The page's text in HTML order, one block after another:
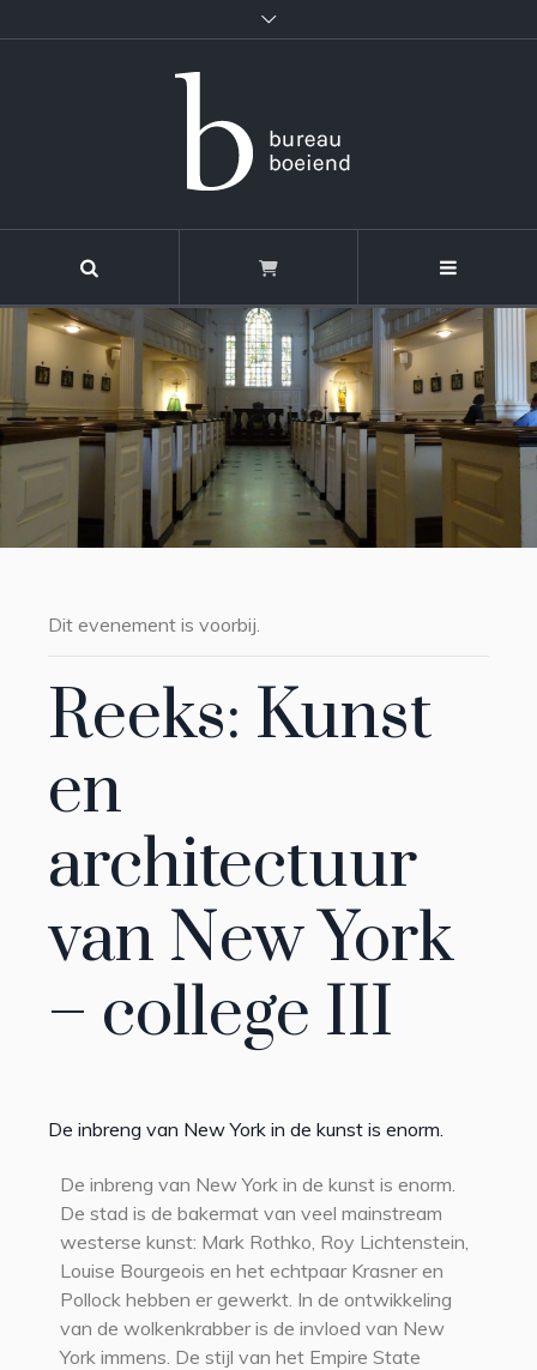
Dit evenement is voorbij.
Reeks: Kunst
en
architectuur
van New York
– college III
De inbreng van New York in de kunst is enorm.
De inbreng van New York in de kunst is enorm.
De stad is de bakermat van veel mainstream
westerse kunst: Mark Rothko, Roy Lichtenstein,
Louise Bourgeois en het echtpaar Krasner en
Pollock hebben er gewerkt. In de ontwikkeling
van de wolkenkrabber is de invloed van New
York immens. De stijl van het Empire State